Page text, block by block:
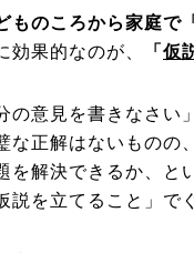
ものころから家庭で「
効果的なのが、 「 仮
の意見を書きなさい
な正解はないものの
を解決できるか、と
説を立てること」で